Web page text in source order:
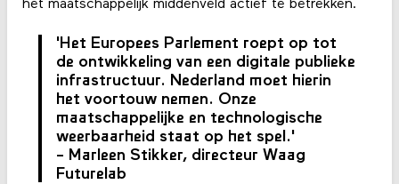
het maatschappelijk middenveld actief te betrekken.
'Het Europees Parlement roept op tot
de ontwikkeling van een digitale publieke
infrastructuur. Nederland moet hierin
het voortouw nemen. Onze
maatschappelijke en technologische
weerbaarheid staat op het spel.'
- Marleen Stikker, directeur Waag
Futurelab